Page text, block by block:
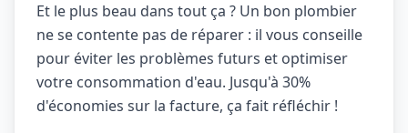
Et le plus beau dans tout ça ? Un bon plombier
ne se contente pas de réparer : il vous conseille
pour éviter les problèmes futurs et optimiser
votre consommation d'eau. Jusqu'à 30%
d'économies sur la facture, ça fait réfléchir !